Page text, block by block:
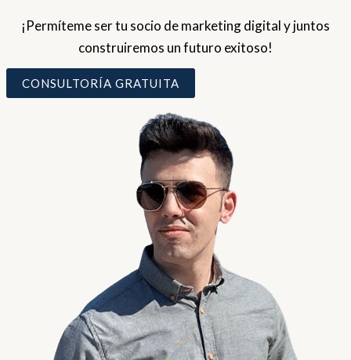
¡Permíteme ser tu socio de marketing digital y juntos
construiremos un futuro exitoso!
CONSULTORÍA GRATUITA